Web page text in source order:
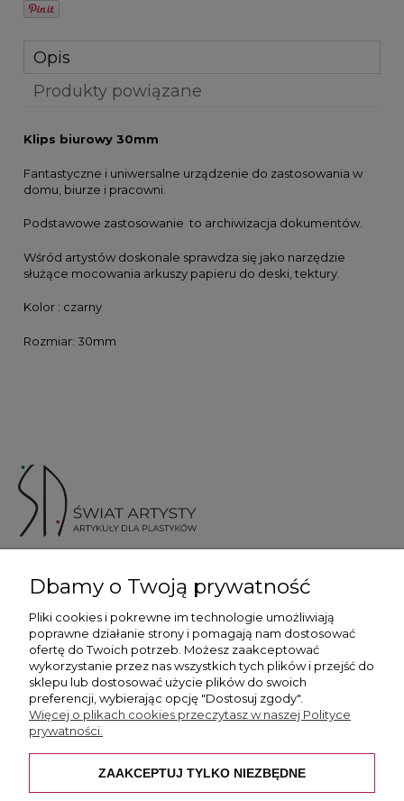
Opis
Produkty powiązane
Klips biurowy 30mm
Fantastyczne i uniwersalne urządzenie do zastosowania w
domu, biurze i pracowni.
Podstawowe zastosowanie to archiwizacja dokumentów.
Wśród artystów doskonale sprawdza się jako narzędzie
służące mocowania arkuszy papieru do deski, tektury.
Kolor : czarny
Rozmiar: 30mm
Więcej informacji
Płatność i dostawa
Pomoc
Dbamy o Twoją prywatność
Pliki cookies i pokrewne im technologie umożliwiają
poprawne działanie strony i pomagają nam dostosować
ofertę do Twoich potrzeb. Możesz zaakceptować
wykorzystanie przez nas wszystkich tych plików i przejść do
sklepu lub dostosować użycie plików do swoich
preferencji, wybierając opcję "Dostosuj zgody".
Więcej o plikach cookies przeczytasz w naszej Polityce
prywatności.
ZAAKCEPTUJ TYLKO NIEZBĘDNE